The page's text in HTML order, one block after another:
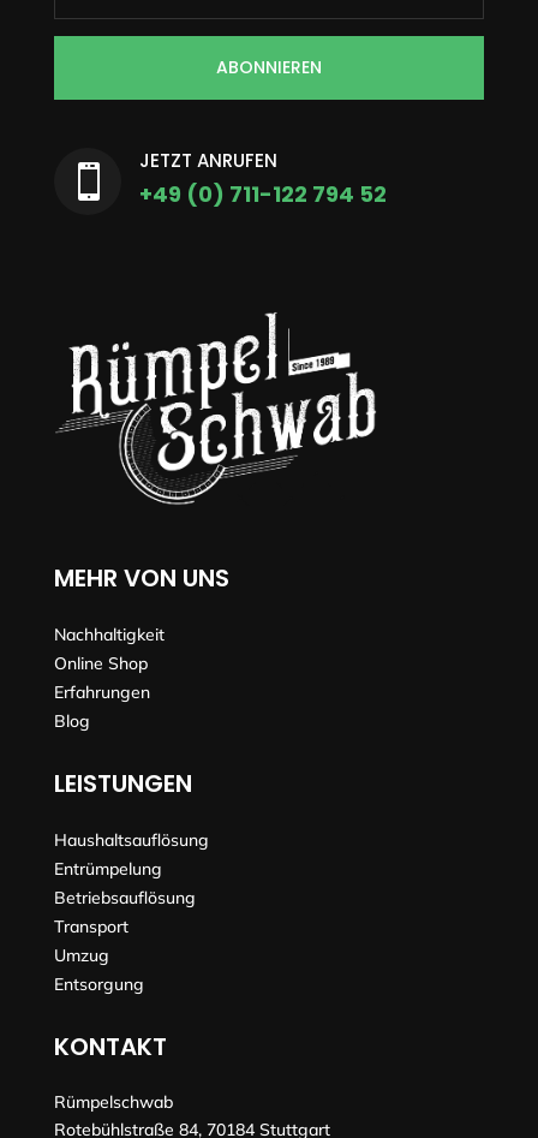
ABONNIEREN

JETZT ANRUFEN
+49 (0) 711-122 794 52
MEHR VON UNS
Nachhaltigkeit
Online Shop
Erfahrungen
Blog
LEISTUNGEN
Haushaltsauflösung
Entrümpelung
Betriebsauflösung
Transport
Umzug
Entsorgung
KONTAKT
Rümpelschwab
Rotebühlstraße 84, 70184 Stuttgart